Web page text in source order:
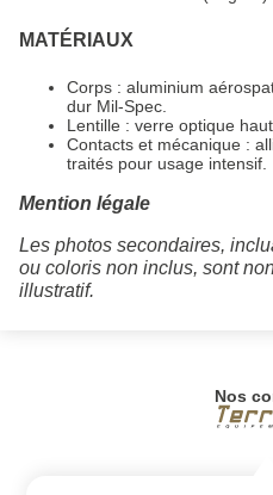
MATÉRIAUX
Corps : aluminium
dur Mil-Spec.
Lentille : verre optique
Contacts et mécanique :
traités pour usage intensif.
Mention légale
Les photos secondaires,
ou coloris non inclus, sont
illustratif.
Nos